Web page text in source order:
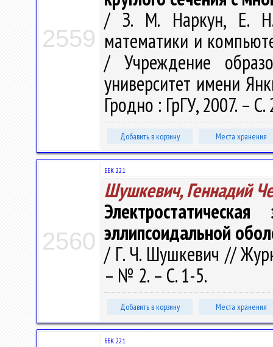
2559
/ З. М. Наркун, Е. Н.
математики и
/ Учреждение
университет имени
Гродно : ГрГУ, 2007. –
Добавить в корзину Места хранения
2560
ББК 22.1
Шушкевич, Геннадий
эллипсоидальной
/ Г. Ч. Шушкевич //
– № 2. – С. 1-5.
Добавить в корзину Места хранения
ББК 22.1